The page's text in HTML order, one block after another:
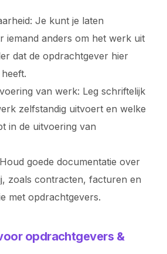
Je kunt je laten
iemand anders om het werk uit
dat de opdrachtgever hier
van werk: Leg schriftelijk
zelfstandig uitvoert en welke
in de uitvoering van
goede documentatie over
zoals contracten, facturen en
met opdrachtgevers.
opdrachtgevers &